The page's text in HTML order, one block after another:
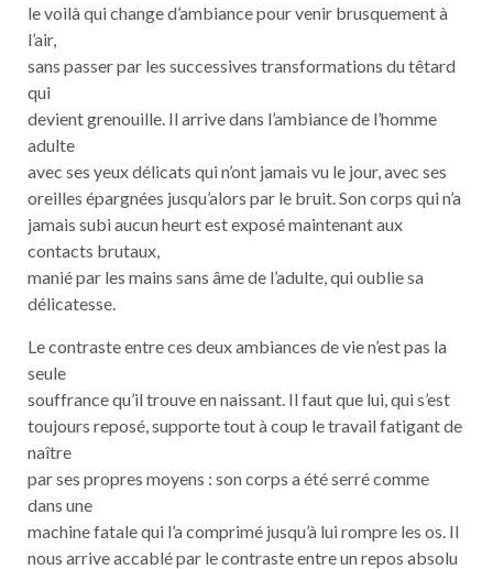
le voilà qui change d’ambiance pour venir brusquement à
l’air,
sans passer par les successives transformations du têtard
qui
devient grenouille. Il arrive dans l’ambiance de l’homme
adulte
avec ses yeux délicats qui n’ont jamais vu le jour, avec ses
oreilles épargnées jusqu’alors par le bruit. Son corps qui n’a
jamais subi aucun heurt est exposé maintenant aux
contacts brutaux,
manié par les mains sans âme de l’adulte, qui oublie sa
délicatesse.
Le contraste entre ces deux ambiances de vie n’est pas la
seule
souffrance qu’il trouve en naissant. Il faut que lui, qui s’est
toujours reposé, supporte tout à coup le travail fatigant de
naître
par ses propres moyens : son corps a été serré comme
dans une
machine fatale qui l’a comprimé jusqu’à lui rompre les os. Il
nous arrive accablé par le contraste entre un repos absolu